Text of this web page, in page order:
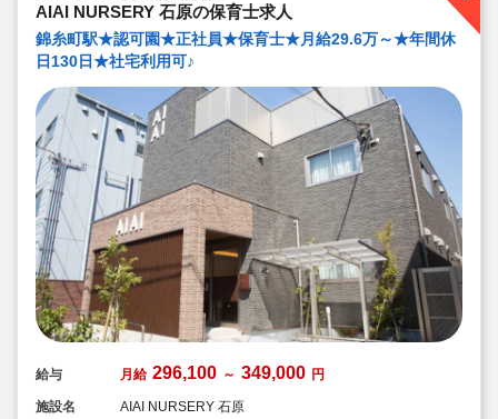
負担してくださいます
AIAI NURSERY 石原の保育士求人
錦糸町駅★認可園★正社員★保育士★月給29.6万～★年間休
日130日★社宅利用可♪
給与 月給 296,100 ～ 349,000 円
施設名
AIAI NURSERY 石原